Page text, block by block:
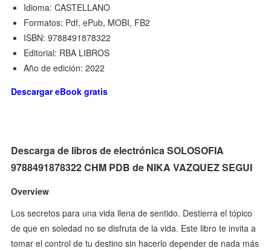
Idioma: CASTELLANO
Formatos: Pdf, ePub, MOBI, FB2
ISBN: 9788491878322
Editorial: RBA LIBROS
Año de edición: 2022
Descargar eBook gratis
Descarga de libros de electrónica SOLOSOFIA
9788491878322 CHM PDB de NIKA VAZQUEZ SEGUI
Overview
Los secretos para una vida llena de sentido. Destierra el tópico
de que en soledad no se disfruta de la vida. Este libro te invita a
tomar el control de tu destino sin hacerlo depender de nada más